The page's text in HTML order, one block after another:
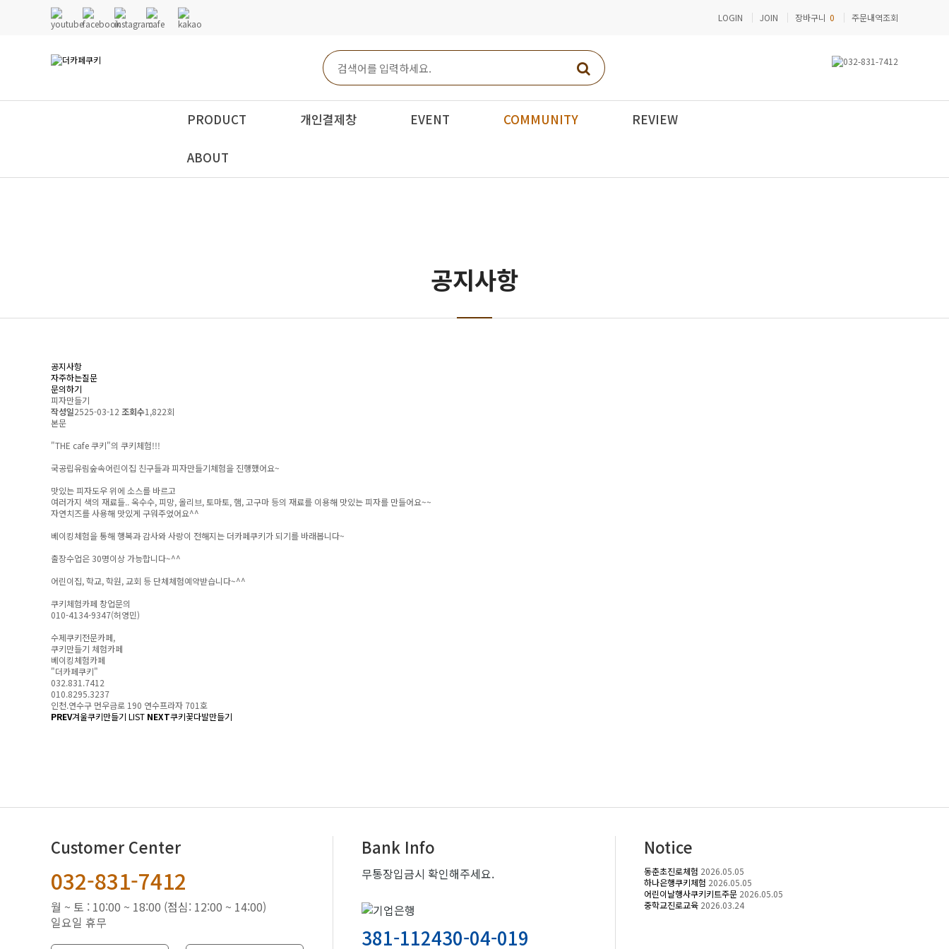
주문내역조회
장바구니 0
JOIN
LOGIN
PRODUCT 개인결제창 EVENT COMMUNITY REVIEW
ABOUT
공지사항
공지사항
자주하는질문
문의하기
피자만들기
작성일2525-03-12 조회수1,822회
본문
"THE cafe 쿠키"의 쿠키체험!!!
국공립유림숲속어린이집 친구들과 피자만들기체험을 진행했어요~
맛있는 피자도우 위에 소스를 바르고
여러가지 색의 재료들.. 옥수수, 피망, 올리브, 토마토, 햄, 고구마 등의 재료를 이용해 맛있는 피자를 만들어요~~
자연치즈를 사용해 맛있게 구워주었어요^^
베이킹체험을 통해 행복과 감사와 사랑이 전해지는 더카페쿠키가 되기를 바래봅니다~
출장수업은 30명이상 가능합니다~^^
어린이집, 학교, 학원, 교회 등 단체체험예약받습니다~^^
쿠키체험카페 창업문의
010-4134-9347(허영민)
수제쿠키전문카페,
쿠키만들기 체험카페
베이킹체험카페
"더카페쿠키"
032.831.7412
010.8295.3237
인천.연수구 먼우금로 190 연수프라자 701호
PREV겨울쿠키만들기 LIST NEXT쿠키꽃다발만들기
Customer Center
032-831-7412
월 ~ 토 : 10:00 ~ 18:00 (점심: 12:00 ~ 14:00)
일요일 휴무
Bank Info
무통장입금시 확인해주세요.
381-112430-04-019
Notice
동춘초진로체험 2026.05.05
하나은행쿠키체험 2026.05.05
어린이날행사쿠키키트주문 2026.05.05
중학교진로교육 2026.03.24